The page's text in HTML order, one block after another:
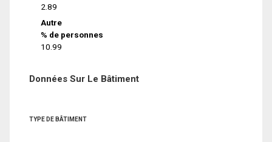
2.89
Autre
% de personnes
10.99
Données Sur Le Bâtiment
TYPE DE BÂTIMENT